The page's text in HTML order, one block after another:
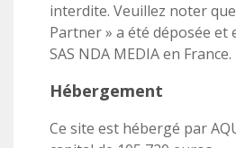
interdite. Veuillez noter
Partner » a été déposée
SAS NDA MEDIA en France.
Hébergement
Ce site est hébergé par